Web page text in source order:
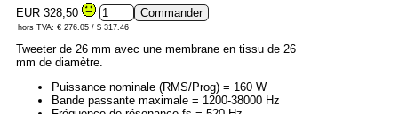
EUR 328,50
hors TVA: € 276.05 / $ 317.46
Tweeter de 26 mm avec une membrane en tissu de 26
mm de diamètre.
Puissance nominale (RMS/Prog) = 160 W
Bande passante maximale = 1200-38000 Hz